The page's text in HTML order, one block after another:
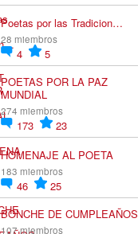
Poetas por las Tradicion…
28 miembros
4
5
POETAS POR LA PAZ
MUNDIAL
274 miembros
173
23
HOMENAJE AL POETA
183 miembros
46
25
BONCHE DE CUMPLEAÑOS
107 miembros